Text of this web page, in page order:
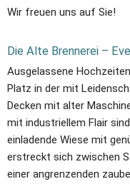
Wir freuen uns auf Sie!
Die Alte Brennerei –
Ausgelassene
Platz in der mit
Decken mit alter
mit industriellem Flair
einladende Wiese mit
erstreckt sich zwischen
einer angrenzenden